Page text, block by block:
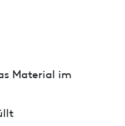
Material im